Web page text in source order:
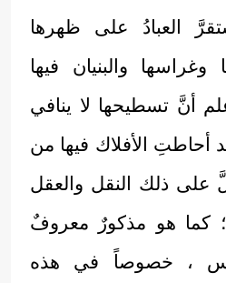
العبادُ على ظهرها
والبنيان فيها
أنَّ تسطيحها لا ينافي
أحاطتِ الأفلاك فيها من
على ذلك النقل والعقل
كما هو مذكورٌ معروفٌ
، خصوصاً في هذه